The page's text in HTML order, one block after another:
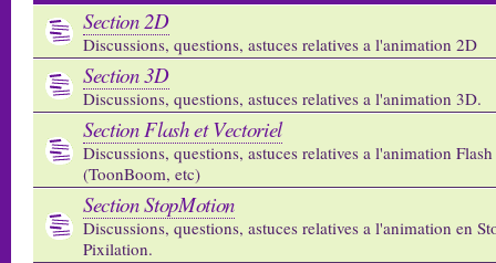
Section 2D
Discussions, questions, astuces relatives a l'animation 2D
Section 3D
Discussions, questions, astuces relatives a l'animation 3D.
Section Flash et Vectoriel
Discussions, questions, astuces relatives a l'animation
(ToonBoom, etc)
Section StopMotion
Discussions, questions, astuces relatives a l'animation en
Pixilation.